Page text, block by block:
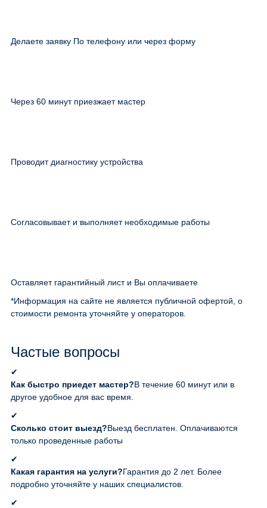
Делаете заявку По телефону или через форму
Через 60 минут приезжает мастер
Проводит диагностику устройства
Согласовывает и выполняет необходимые работы
Оставляет гарантийный лист и Вы оплачиваете
*Информация на сайте не является публичной офертой, о
стоимости ремонта уточняйте у операторов.
Частые вопросы
✔
Как быстро приедет мастер?В течение 60 минут или в
другое удобное для вас время.
✔
Сколько стоит выезд?Выезд бесплатен. Оплачиваются
только проведенные работы
✔
Какая гарантия на услуги?Гарантия до 2 лет. Более
подробно уточняйте у наших специалистов.
✔